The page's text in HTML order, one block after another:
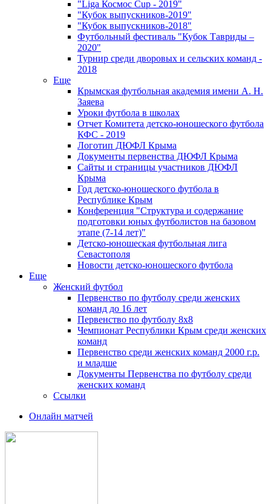
"Liga Космос Cup - 2019"
"Кубок выпускников-2019"
"Кубок выпускников-2018"
Футбольный фестиваль "Кубок Тавриды –
2020"
Турнир среди дворовых и сельских команд -
2018
Еще
Крымская футбольная академия имени А. Н.
Заяева
Уроки футбола в школах
Отчет Комитета детско-юношеского футбола
КФС - 2019
Логотип ДЮФЛ Крыма
Документы первенства ДЮФЛ Крыма
Сайты и страницы участников ДЮФЛ
Крыма
Год детско-юношеского футбола в
Республике Крым
Конференция "Структура и содержание
подготовки юных футболистов на базовом
этапе (7-14 лет)"
Детско-юношеская футбольная лига
Севастополя
Новости детско-юношеского футбола
Еще
Женский футбол
Первенство по футболу среди женских
команд до 16 лет
Первенство по футболу 8х8
Чемпионат Республики Крым среди женских
команд
Первенство среди женских команд 2000 г.р.
и младше
Документы Первенства по футболу среди
женских команд
Ссылки
Онлайн матчей